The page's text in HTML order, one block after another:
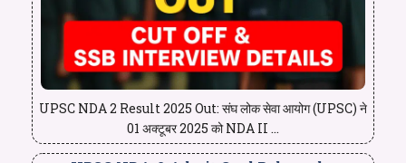
UPSC NDA 2 Result 2025 Out: संघ लोक सेवा आयोग (UPSC) ने
01 अक्टूबर 2025 को NDA II ...